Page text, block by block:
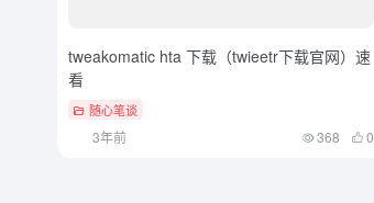
tweakomatic hta 下载（twieetr下载官网）速
看
随心笔谈
3年前 368 0